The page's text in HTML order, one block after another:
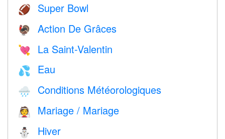
🏈 Super Bowl
🦃 Action De Grâces
💘 La Saint-Valentin
💦 Eau
🌧 Conditions Météorologiques
👰 Mariage / Mariage
⛄ Hiver